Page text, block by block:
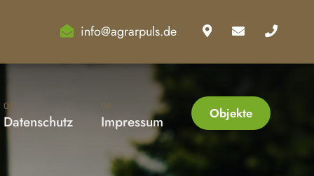
info@agrarpuls.de
05
Datenschutz
06
Impressum Objekte